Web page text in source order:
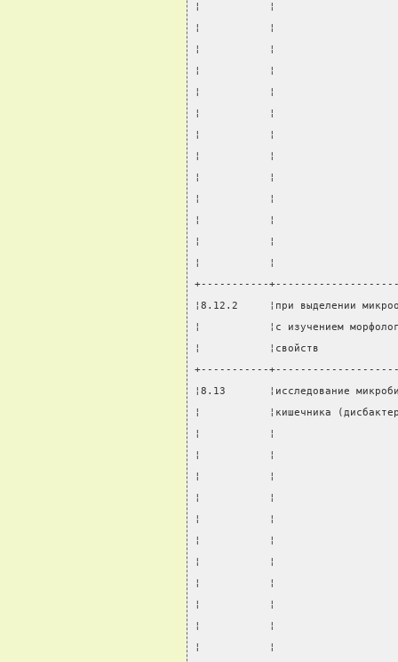
¦           ¦
¦           ¦
¦           ¦
¦           ¦
¦           ¦
¦           ¦
¦           ¦
¦           ¦
¦           ¦
¦           ¦
¦           ¦
¦           ¦
¦           ¦
+-----------
¦8.12.2     ¦при выделении
¦           ¦с изучением
¦           ¦свойств
+-----------
¦8.13       ¦исследование
¦           ¦кишечника
¦           ¦
¦           ¦
¦           ¦
¦           ¦
¦           ¦
¦           ¦
¦           ¦
¦           ¦
¦           ¦
¦           ¦
¦           ¦